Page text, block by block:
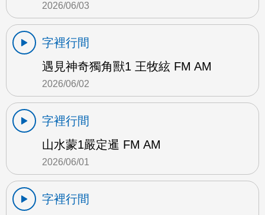
2026/06/03
字裡行間
遇見神奇獨角獸1 王牧絃 FM AM
2026/06/02
字裡行間
山水蒙1嚴定暹 FM AM
2026/06/01
字裡行間